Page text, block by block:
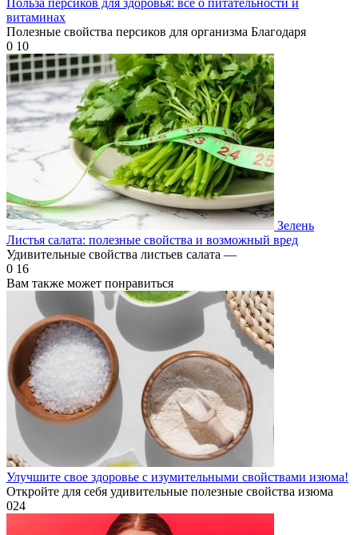
Польза персиков для здоровья: все о питательности и
витаминах
Полезные свойства персиков для организма Благодаря
0 10
Зелень
Листья салата: полезные свойства и возможный вред
Удивительные свойства листьев салата —
0 16
Вам также может понравиться
Улучшите свое здоровье с изумительными свойствами изюма!
Откройте для себя удивительные полезные свойства изюма
024